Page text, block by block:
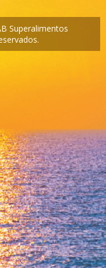
Superalimentos